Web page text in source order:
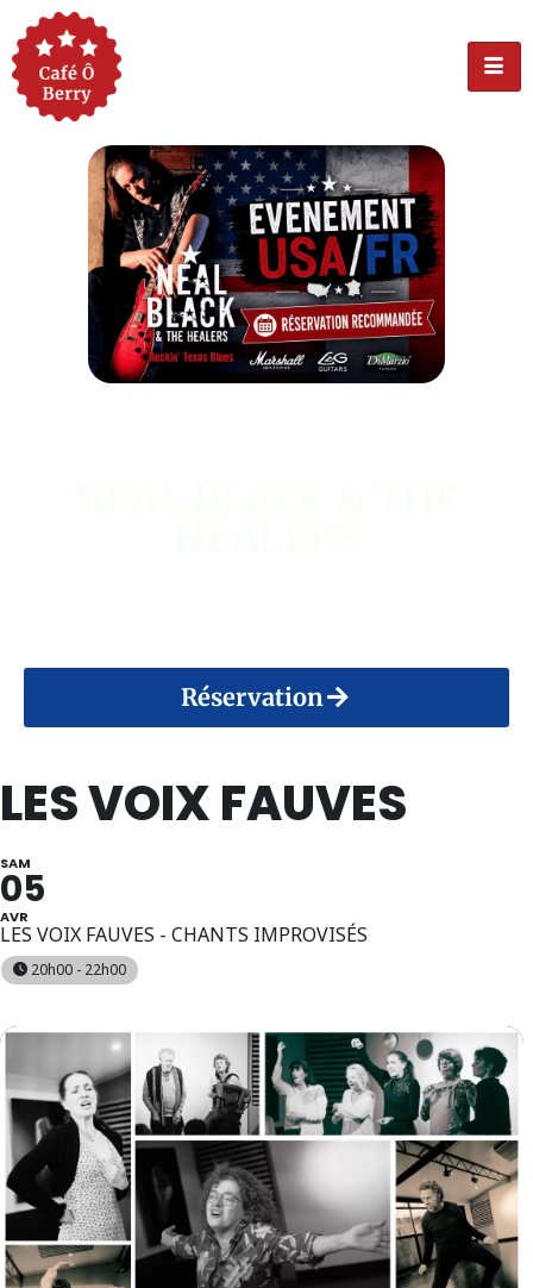
Réservation
LES VOIX FAUVES
SAM
05
AVR
LES VOIX FAUVES - CHANTS IMPROVISÉS
20h00 - 22h00